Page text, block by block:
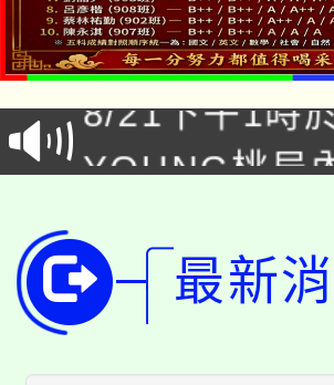
「本色祭」8/
場熱烈登場!
徵才活動。
YOUNG桃局
開!
115年桃園市
田徑場及游泳
桃園市低收入
大園自造教育
最新